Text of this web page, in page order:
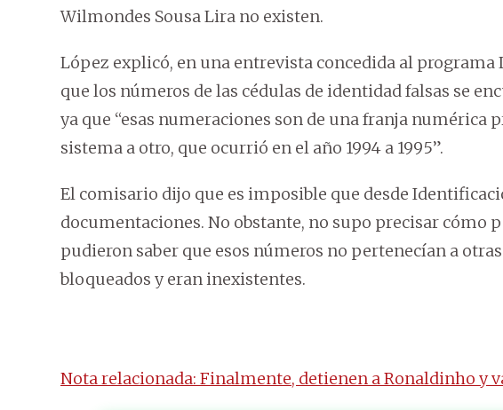
Wilmondes Sousa Lira no existen.
López explicó, en una entrevista concedida al
que los números de las cédulas de identidad falsas se
ya que “esas numeraciones son de una franja numérica
sistema a otro, que ocurrió en el año 1994 a 1995”.
El comisario dijo que es imposible que desde
documentaciones. No obstante, no supo precisar cómo
pudieron saber que esos números no pertenecían a
bloqueados y eran inexistentes.
Nota relacionada: Finalmente, detienen a Ronaldinho y